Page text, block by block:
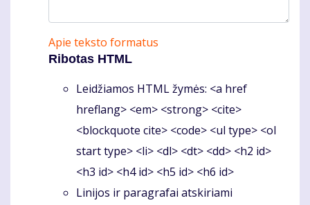
Apie teksto formatus
Ribotas HTML
Leidžiamos HTML žymės: <a href
hreflang> <em> <strong> <cite>
<blockquote cite> <code> <ul type> <ol
start type> <li> <dl> <dt> <dd> <h2 id>
<h3 id> <h4 id> <h5 id> <h6 id>
Linijos ir paragrafai atskiriami